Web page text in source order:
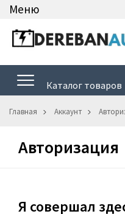
Меню
Каталог товаров
Главная Аккаунт
Авторизация
Я совершал